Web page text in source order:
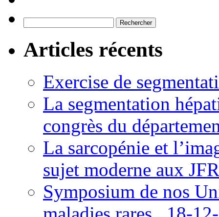
Articles récents
Exercise de
La segmentation
congrès du
La sarcopénie et
sujet moderne aux
Symposium de nos